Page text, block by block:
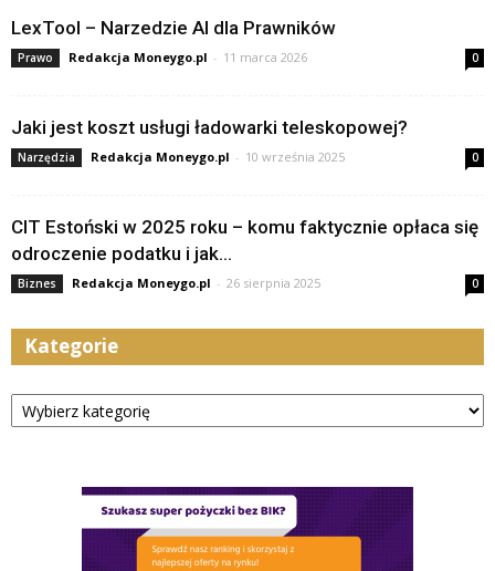
LexTool – Narzedzie AI dla Prawników
Prawo Redakcja Moneygo.pl - 11 marca 2026 0
Jaki jest koszt usługi ładowarki teleskopowej?
Narzędzia Redakcja Moneygo.pl - 10 września 2025 0
CIT Estoński w 2025 roku – komu faktycznie opłaca się
odroczenie podatku i jak...
Biznes Redakcja Moneygo.pl - 26 sierpnia 2025 0
Kategorie
Kategorie